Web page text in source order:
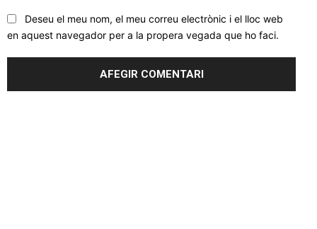
Deseu el meu nom, el meu correu electrònic i el lloc web
en aquest navegador per a la propera vegada que ho faci.